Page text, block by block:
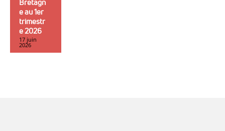
Bretagn
e au 1er
trimestr
e 2026
17 juin
2026